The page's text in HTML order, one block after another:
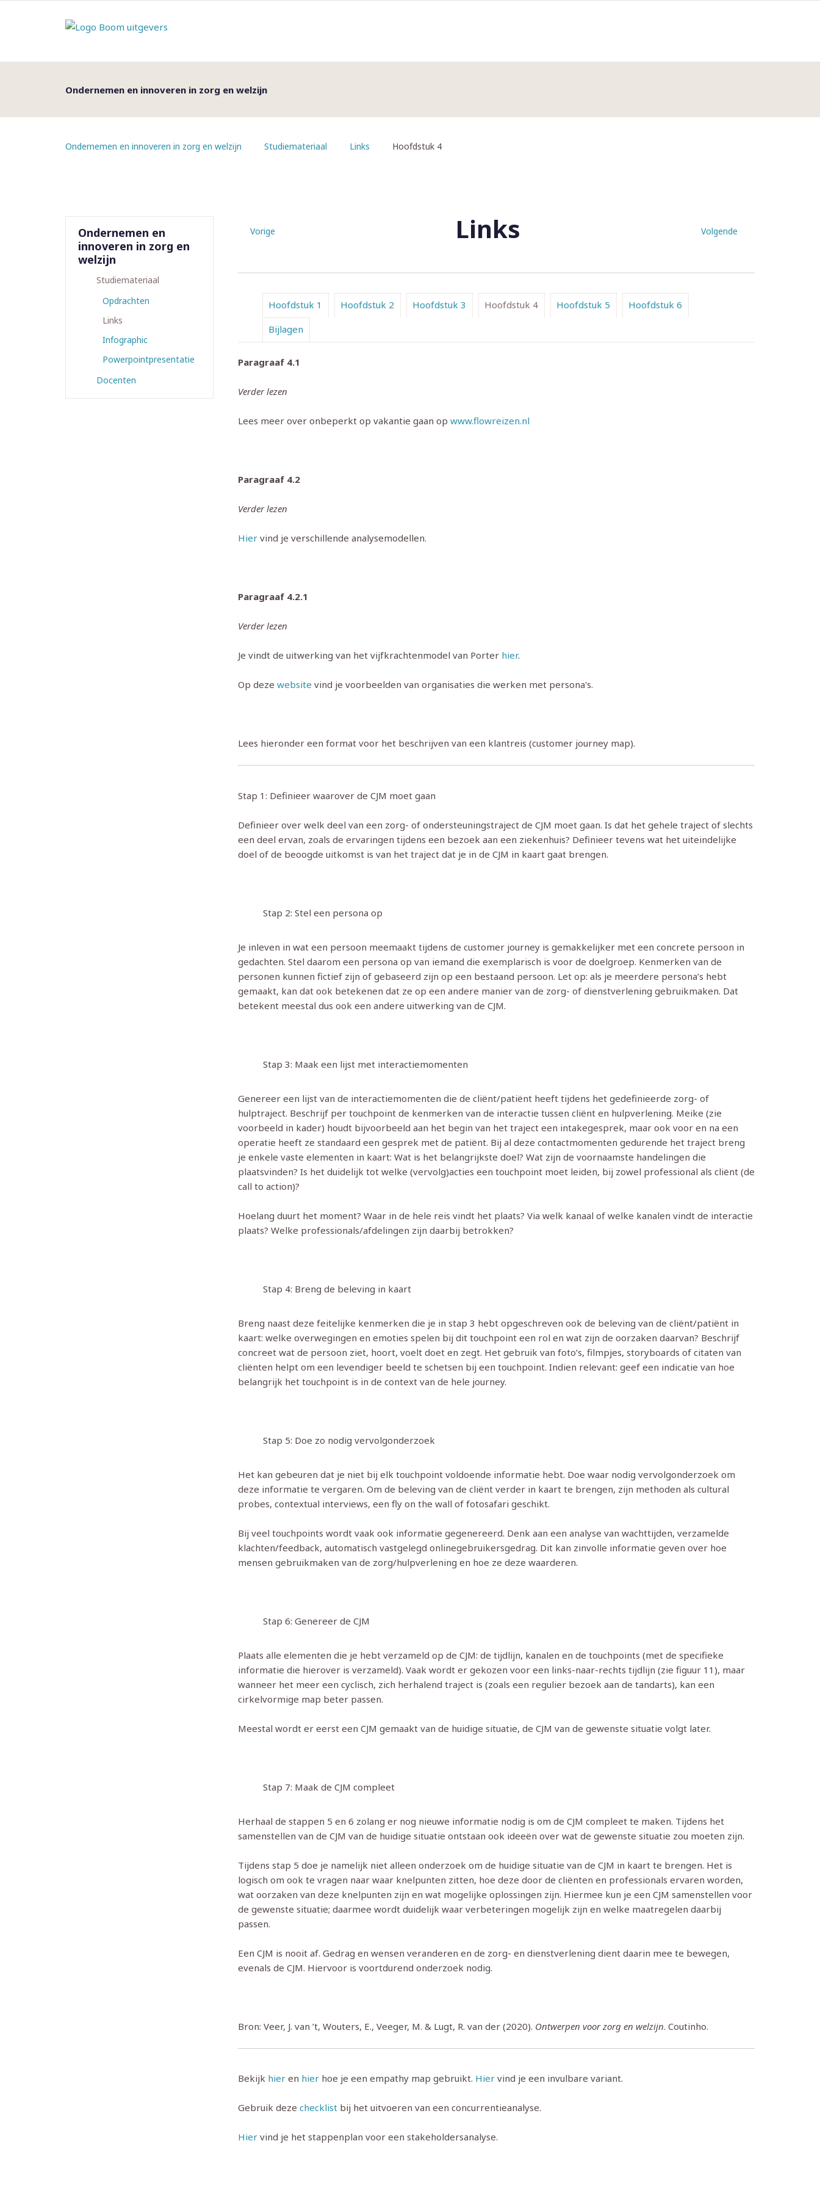
Ondernemen en innoveren in zorg en welzijn
Ondernemen en innoveren in zorg en welzijn Studiemateriaal Links Hoofdstuk 4
Ondernemen en
innoveren in zorg en
welzijn
Studiemateriaal
Opdrachten
Links
Infographic
Powerpointpresentatie
Docenten
Volgende
Vorige Links
Hoofdstuk 1 Hoofdstuk 2 Hoofdstuk 3 Hoofdstuk 4 Hoofdstuk 5
Hoofdstuk 6
Bijlagen
Paragraaf 4.1
Verder lezen
Lees meer over onbeperkt op vakantie gaan op www.flowreizen.nl
Paragraaf 4.2
Verder lezen
Hier vind je verschillende analysemodellen.
Paragraaf 4.2.1
Verder lezen
Je vindt de uitwerking van het vijfkrachtenmodel van Porter hier.
Op deze website vind je voorbeelden van organisaties die werken met persona's.
Lees hieronder een format voor het beschrijven van een klantreis (customer journey map).
Stap 1: Definieer waarover de CJM moet gaan
Definieer over welk deel van een zorg- of ondersteuningstraject de CJM moet gaan. Is dat het gehele traject of slechts
een deel ervan, zoals de ervaringen tijdens een bezoek aan een ziekenhuis? Definieer tevens wat het uiteindelijke
doel of de beoogde uitkomst is van het traject dat je in de CJM in kaart gaat brengen.
Stap 2: Stel een persona op
Je inleven in wat een persoon meemaakt tijdens de customer journey is gemakkelijker met een concrete persoon in
gedachten. Stel daarom een persona op van iemand die exemplarisch is voor de doelgroep. Kenmerken van de
personen kunnen fictief zijn of gebaseerd zijn op een bestaand persoon. Let op: als je meerdere persona’s hebt
gemaakt, kan dat ook betekenen dat ze op een andere manier van de zorg- of dienstverlening gebruikmaken. Dat
betekent meestal dus ook een andere uitwerking van de CJM.
Stap 3: Maak een lijst met interactiemomenten
Genereer een lijst van de interactiemomenten die de cliënt/patiënt heeft tijdens het gedefinieerde zorg- of
hulptraject. Beschrijf per touchpoint de kenmerken van de interactie tussen cliënt en hulpverlening. Meike (zie
voorbeeld in kader) houdt bijvoorbeeld aan het begin van het traject een intakegesprek, maar ook voor en na een
operatie heeft ze standaard een gesprek met de patiënt. Bij al deze contactmomenten gedurende het traject breng
je enkele vaste elementen in kaart: Wat is het belangrijkste doel? Wat zijn de voornaamste handelingen die
plaatsvinden? Is het duidelijk tot welke (vervolg)acties een touchpoint moet leiden, bij zowel professional als cliënt (de
call to action)?
Hoelang duurt het moment? Waar in de hele reis vindt het plaats? Via welk kanaal of welke kanalen vindt de interactie
plaats? Welke professionals/afdelingen zijn daarbij betrokken?
Stap 4: Breng de beleving in kaart
Breng naast deze feitelijke kenmerken die je in stap 3 hebt opgeschreven ook de beleving van de cliënt/patiënt in
kaart: welke overwegingen en emoties spelen bij dit touchpoint een rol en wat zijn de oorzaken daarvan? Beschrijf
concreet wat de persoon ziet, hoort, voelt doet en zegt. Het gebruik van foto’s, filmpjes, storyboards of citaten van
cliënten helpt om een levendiger beeld te schetsen bij een touchpoint. Indien relevant: geef een indicatie van hoe
belangrijk het touchpoint is in de context van de hele journey.
Stap 5: Doe zo nodig vervolgonderzoek
Het kan gebeuren dat je niet bij elk touchpoint voldoende informatie hebt. Doe waar nodig vervolgonderzoek om
deze informatie te vergaren. Om de beleving van de cliënt verder in kaart te brengen, zijn methoden als cultural
probes, contextual interviews, een fly on the wall of fotosafari geschikt.
Bij veel touchpoints wordt vaak ook informatie gegenereerd. Denk aan een analyse van wachttijden, verzamelde
klachten/feedback, automatisch vastgelegd onlinegebruikersgedrag. Dit kan zinvolle informatie geven over hoe
mensen gebruikmaken van de zorg/hulpverlening en hoe ze deze waarderen.
Stap 6: Genereer de CJM
Plaats alle elementen die je hebt verzameld op de CJM: de tijdlijn, kanalen en de touchpoints (met de specifieke
informatie die hierover is verzameld). Vaak wordt er gekozen voor een links-naar-rechts tijdlijn (zie figuur 11), maar
wanneer het meer een cyclisch, zich herhalend traject is (zoals een regulier bezoek aan de tandarts), kan een
cirkelvormige map beter passen.
Meestal wordt er eerst een CJM gemaakt van de huidige situatie, de CJM van de gewenste situatie volgt later.
Stap 7: Maak de CJM compleet
Herhaal de stappen 5 en 6 zolang er nog nieuwe informatie nodig is om de CJM compleet te maken. Tijdens het
samenstellen van de CJM van de huidige situatie ontstaan ook ideeën over wat de gewenste situatie zou moeten zijn.
Tijdens stap 5 doe je namelijk niet alleen onderzoek om de huidige situatie van de CJM in kaart te brengen. Het is
logisch om ook te vragen naar waar knelpunten zitten, hoe deze door de cliënten en professionals ervaren worden,
wat oorzaken van deze knelpunten zijn en wat mogelijke oplossingen zijn. Hiermee kun je een CJM samenstellen voor
de gewenste situatie; daarmee wordt duidelijk waar verbeteringen mogelijk zijn en welke maatregelen daarbij
passen.
Een CJM is nooit af. Gedrag en wensen veranderen en de zorg- en dienstverlening dient daarin mee te bewegen,
evenals de CJM. Hiervoor is voortdurend onderzoek nodig.
Bron: Veer, J. van ’t, Wouters, E., Veeger, M. & Lugt, R. van der (2020). Ontwerpen voor zorg en welzijn. Coutinho.
Bekijk hier en hier hoe je een empathy map gebruikt. Hier vind je een invulbare variant.
Gebruik deze checklist bij het uitvoeren van een concurrentieanalyse.
Hier vind je het stappenplan voor een stakeholdersanalyse.